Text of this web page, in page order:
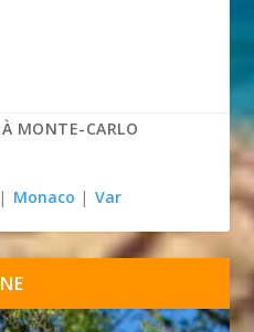
MONTE-CARLO
| Monaco | Var